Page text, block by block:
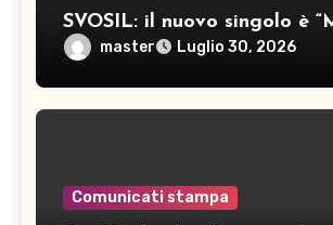
SVOSIL: il nuovo singolo è
master Luglio 30, 2026
Comunicati stampa